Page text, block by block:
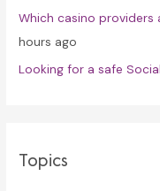
Which casino
hours ago
Looking for a safe
Topics